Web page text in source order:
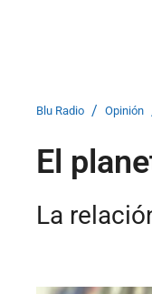
Blu Radio / Opinión
El
La